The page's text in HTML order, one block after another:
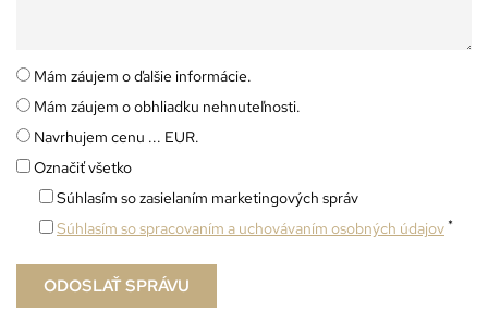
Mám záujem o ďalšie informácie.
Mám záujem o obhliadku nehnuteľnosti.
Navrhujem cenu ... EUR.
Označiť všetko
Súhlasím so zasielaním marketingových správ
Súhlasím so spracovaním a uchovávaním osobných údajov *